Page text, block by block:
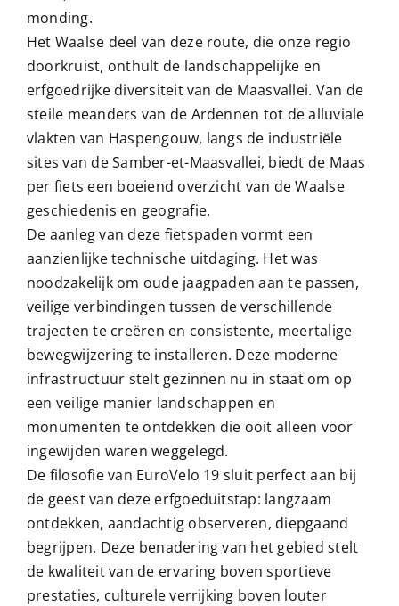
monding.
Het Waalse deel van deze route, die onze regio
doorkruist, onthult de landschappelijke en
erfgoedrijke diversiteit van de Maasvallei. Van de
steile meanders van de Ardennen tot de alluviale
vlakten van Haspengouw, langs de industriële
sites van de Samber-et-Maasvallei, biedt de Maas
per fiets een boeiend overzicht van de Waalse
geschiedenis en geografie.
De aanleg van deze fietspaden vormt een
aanzienlijke technische uitdaging. Het was
noodzakelijk om oude jaagpaden aan te passen,
veilige verbindingen tussen de verschillende
trajecten te creëren en consistente, meertalige
bewegwijzering te installeren. Deze moderne
infrastructuur stelt gezinnen nu in staat om op
een veilige manier landschappen en
monumenten te ontdekken die ooit alleen voor
ingewijden waren weggelegd.
De filosofie van EuroVelo 19 sluit perfect aan bij
de geest van deze erfgoeduitstap: langzaam
ontdekken, aandachtig observeren, diepgaand
begrijpen. Deze benadering van het gebied stelt
de kwaliteit van de ervaring boven sportieve
prestaties, culturele verrijking boven louter